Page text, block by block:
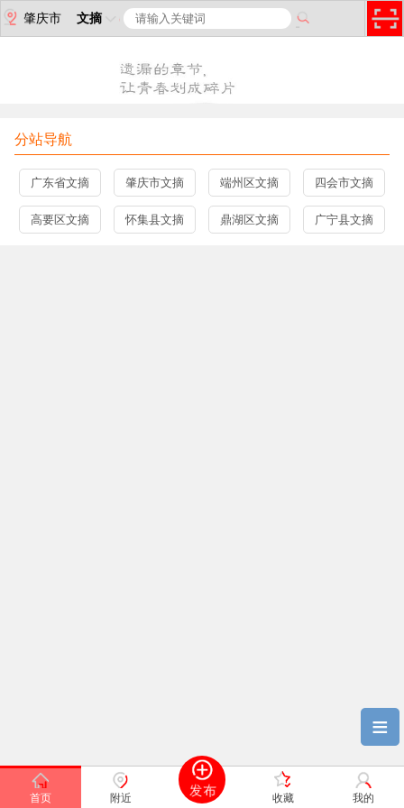
肇庆市 文摘
首页 附近 收藏 我的
分站导航
≡
广东省文摘 肇庆市文摘 端州区文摘 四会市文摘
高要区文摘 怀集县文摘 鼎湖区文摘 广宁县文摘